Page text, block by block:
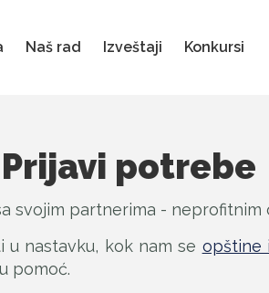
Naš rad Izveštaji Konkursi
Prijavi potrebe
svojim partnerima -
nastavku, kok nam se opštine
pomoć.